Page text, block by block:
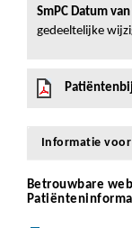
SmPC Datum
gedeeltelijke
Informatie
Betrouwbare